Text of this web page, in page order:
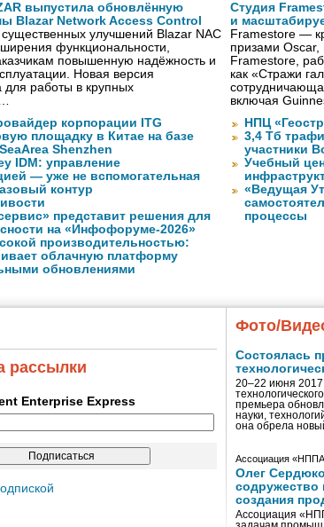
выпустила обновлённую
Blazar Network Access Control
улучшений Blazar NAC
функциональности,
повышенную надёжность и
Новая версия
для работы в крупных
корпорации ITG
площадку в Китае на базе
Shenzhen
IDM: управление
— уже не вспомогательная
контур
представит решения для
на «Инфофоруме-2026»
производительностью:
облачную платформу
обновлениями
Студия
и
Framestore —
призами Oscar,
Framestore,
как «Стражи
включая
НПЦ
3,4 Тб
участники
Учебный
«Ведущая
процессы
рассылки
Enterprise Express
Фото/
Состоялась
20–22 июня 2017
премьера
науки,
она обрела
Ассоциация
Олег
содружество
создания
Ассоциация